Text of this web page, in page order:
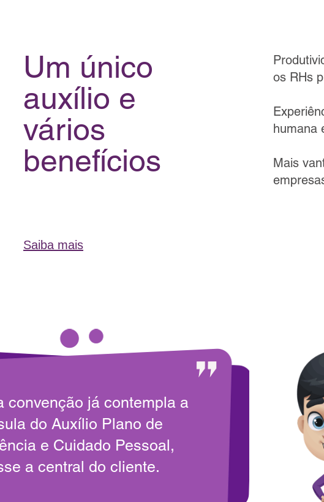
Um único
auxílio e
vários
benefícios
os RHs
humana
Mais
Saiba mais
convenção já contempla a
do Auxílio Plano de
e Cuidado Pessoal,
a central do cliente.